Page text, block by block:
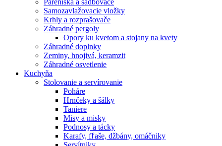
Pareniská a sadbovače
Samozavlažovacie vložky
Krhly a rozprašovače
Záhradné pergoly
Opory ku kvetom a stojany na kvety
Záhradné doplnky
Zeminy, hnojivá, keramzit
Záhradné osvetlenie
Kuchyňa
Stolovanie a servírovanie
Poháre
Hrnčeky a šálky
Taniere
Misy a misky
Podnosy a tácky
Karafy, fľaše, džbány, omáčniky